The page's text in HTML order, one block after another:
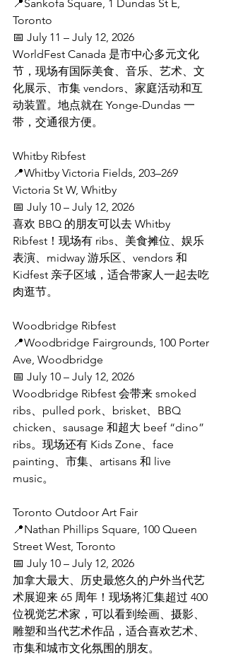
📍Sankofa Square, 1 Dundas St E,
Toronto
📅 July 11 – July 12, 2026
WorldFest Canada 是市中心多元文化
节，现场有国际美食、音乐、艺术、文
化展示、市集 vendors、家庭活动和互
动装置。地点就在 Yonge-Dundas 一
带，交通很方便。
Whitby Ribfest
📍Whitby Victoria Fields, 203–269
Victoria St W, Whitby
📅 July 10 – July 12, 2026
喜欢 BBQ 的朋友可以去 Whitby
Ribfest！现场有 ribs、美食摊位、娱乐
表演、midway 游乐区、vendors 和
Kidfest 亲子区域，适合带家人一起去吃
肉逛节。
Woodbridge Ribfest
📍Woodbridge Fairgrounds, 100 Porter
Ave, Woodbridge
📅 July 10 – July 12, 2026
Woodbridge Ribfest 会带来 smoked
ribs、pulled pork、brisket、BBQ
chicken、sausage 和超大 beef “dino”
ribs。现场还有 Kids Zone、face
painting、市集、artisans 和 live
music。
Toronto Outdoor Art Fair
📍Nathan Phillips Square, 100 Queen
Street West, Toronto
📅 July 10 – July 12, 2026
加拿大最大、历史最悠久的户外当代艺
术展迎来 65 周年！现场将汇集超过 400
位视觉艺术家，可以看到绘画、摄影、
雕塑和当代艺术作品，适合喜欢艺术、
市集和城市文化氛围的朋友。